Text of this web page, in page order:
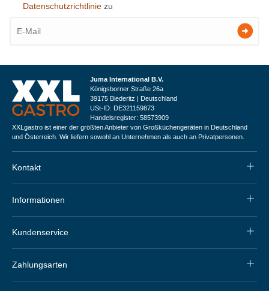
Datenschutzrichtlinie zu
Juma International B.V.
Königsborner Straße 26a
39175 Biederitz | Deutschland
USt-ID: DE321159873
Handelsregister: 58573909
XXLgastro ist einer der größten Anbieter von Großküchengeräten in Deutschland
und Österreich. Wir liefern sowohl an Unternehmen als auch an Privatpersonen.
Kontakt
Informationen
Kundenservice
Zahlungsarten